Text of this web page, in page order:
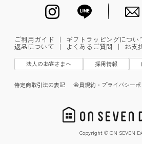
ご利用ガイド ｜ ギフトラッピングについ
返品について ｜ よくあるご質問 ｜ お支
法人のお客さまへ 採用情報
特定商取引法の表記 会員規約・プライバシー
Copyright © ON SEVEN